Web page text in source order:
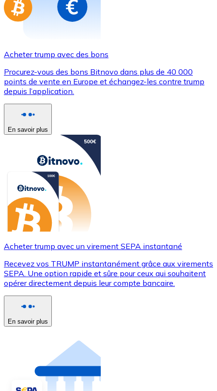
Acheter trump avec des bons
Procurez-vous des bons Bitnovo dans plus de 40 000
points de vente en Europe et échangez-les contre trump
depuis l’application.
En savoir plus
Acheter trump avec un virement SEPA instantané
Recevez vos TRUMP instantanément grâce aux virements
SEPA. Une option rapide et sûre pour ceux qui souhaitent
opérer directement depuis leur compte bancaire.
En savoir plus